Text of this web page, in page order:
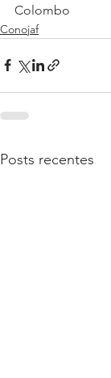
Colombo
Conojaf
Posts recentes